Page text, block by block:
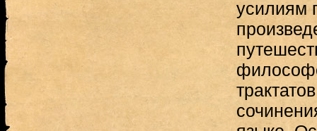
усилиям